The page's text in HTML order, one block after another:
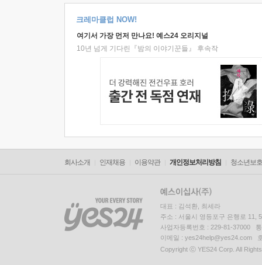
크레마클럽 NOW!
여기서 가장 먼저 만나요! 예스24 오리지널
10년 넘게 기다린『밤의 이야기꾼들』 후속작
회사소개 인재채용 이용약관 개인정보처리방침 청소년보
대표 : 김석환, 최세라
주소 : 서울시 영등포구 은행로 11,
사업자등록번호 : 229-81-37000
이메일 : yes24help@yes24.com
Copyright ⓒ YES24 Corp. All